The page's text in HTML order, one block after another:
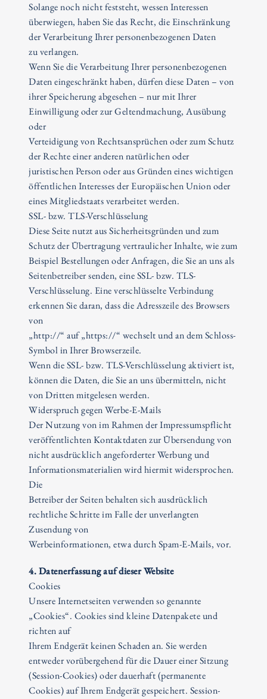
Solange noch nicht feststeht, wessen Interessen
überwiegen, haben Sie das Recht, die Einschränkung
der Verarbeitung Ihrer personenbezogenen Daten
zu verlangen.
Wenn Sie die Verarbeitung Ihrer personenbezogenen
Daten eingeschränkt haben, dürfen diese Daten – von
ihrer Speicherung abgesehen – nur mit Ihrer
Einwilligung oder zur Geltendmachung, Ausübung
oder
Verteidigung von Rechtsansprüchen oder zum Schutz
der Rechte einer anderen natürlichen oder
juristischen Person oder aus Gründen eines wichtigen
öffentlichen Interesses der Europäischen Union oder
eines Mitgliedstaats verarbeitet werden.
SSL- bzw. TLS-Verschlüsselung
Diese Seite nutzt aus Sicherheitsgründen und zum
Schutz der Übertragung vertraulicher Inhalte, wie zum
Beispiel Bestellungen oder Anfragen, die Sie an uns als
Seitenbetreiber senden, eine SSL- bzw. TLS-
Verschlüsselung. Eine verschlüsselte Verbindung
erkennen Sie daran, dass die Adresszeile des Browsers
von
„http://“ auf „https://“ wechselt und an dem Schloss-
Symbol in Ihrer Browserzeile.
Wenn die SSL- bzw. TLS-Verschlüsselung aktiviert ist,
können die Daten, die Sie an uns übermitteln, nicht
von Dritten mitgelesen werden.
Widerspruch gegen Werbe-E-Mails
Der Nutzung von im Rahmen der Impressumspflicht
veröffentlichten Kontaktdaten zur Übersendung von
nicht ausdrücklich angeforderter Werbung und
Informationsmaterialien wird hiermit widersprochen.
Die
Betreiber der Seiten behalten sich ausdrücklich
rechtliche Schritte im Falle der unverlangten
Zusendung von
Werbeinformationen, etwa durch Spam-E-Mails, vor.
4. Datenerfassung auf dieser Website
Cookies
Unsere Internetseiten verwenden so genannte
„Cookies“. Cookies sind kleine Datenpakete und
richten auf
Ihrem Endgerät keinen Schaden an. Sie werden
entweder vorübergehend für die Dauer einer Sitzung
(Session-Cookies) oder dauerhaft (permanente
Cookies) auf Ihrem Endgerät gespeichert. Session-